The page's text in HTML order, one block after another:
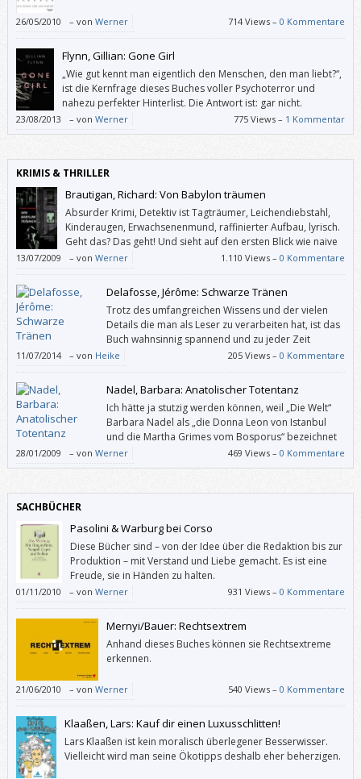
26/05/2010 – von Werner 714 Views –0 Kommentare
Flynn, Gillian: Gone Girl
„Wie gut kennt man eigentlich den Menschen, den man liebt?“,
ist die Kernfrage dieses Buches voller Psychoterror und
nahezu perfekter Hinterlist. Die Antwort ist: gar nicht.
23/08/2013 – von Werner 775 Views – 1 Kommentar
KRIMIS & THRILLER
Brautigan, Richard: Von Babylon träumen
Absurder Krimi, Detektiv ist Tagträumer, Leichendiebstahl,
Kinderaugen, Erwachsenenmund, raffinierter Aufbau, lyrisch.
Geht das? Das geht! Und sieht auf den ersten Blick wie naive
Kunst aus, ist aber eher psychedelische und somit
bewusstseinserweiternd. Anders gesagt: Brautigan hat mehr mit uns
und der Wirklichkeit zu tun als so manche realistische Prosa.
13/07/2009 – von Werner 1.110 Views –0 Kommentare
Delafosse, Jérôme: Schwarze Tränen
Trotz des umfangreichen Wissens und der vielen
Details die man als Leser zu verarbeiten hat, ist das
Buch wahnsinnig spannend und zu jeder Zeit
fesselnd. Ich konnte es kaum noch aus den Händen
legen, da ich endlich wissen wollte, wer der wahre Übeltäter in dieser
verworrenen und tiefgreifenden Geschichte ist.
11/07/2014 – von Heike 205 Views –0 Kommentare
Nadel, Barbara: Anatolischer Totentanz
Ich hätte ja stutzig werden können, weil „Die Welt“
Barbara Nadel als „die Donna Leon von Istanbul
und die Martha Grimes vom Bosporus“ bezeichnet
und weil ich diese handwerklich geschickten
Autorinnen nicht unbedingt haben muss, aber über einen mir völlig
28/01/2009 – von Werner 469 Views –0 Kommentare
SACHBÜCHER
Pasolini & Warburg bei Corso
Diese Bücher sind – von der Idee über die Redaktion bis zur
Produktion – mit Verstand und Liebe gemacht. Es ist eine
Freude, sie in Händen zu halten.
01/11/2010 – von Werner 931 Views –0 Kommentare
Mernyi/Bauer: Rechtsextrem
Anhand dieses Buches können sie Rechtsextreme
erkennen.
21/06/2010 – von Werner 540 Views –0 Kommentare
Klaaßen, Lars: Kauf dir einen Luxusschlitten!
Lars Klaaßen ist kein moralisch überlegener Besserwisser.
Vielleicht wird man seine Ökotipps deshalb eher beherzigen.